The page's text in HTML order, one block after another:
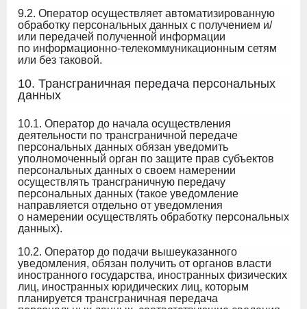
9.2. Оператор осуществляет автоматизированную
обработку персональных данных с получением и/
или передачей полученной информации
по информационно-телекоммуникационным сетям
или без таковой.
10. Трансграничная передача персональных
данных
10.1. Оператор до начала осуществления
деятельности по трансграничной передаче
персональных данных обязан уведомить
уполномоченный орган по защите прав субъектов
персональных данных о своем намерении
осуществлять трансграничную передачу
персональных данных (такое уведомление
направляется отдельно от уведомления
о намерении осуществлять обработку персональных
данных).
10.2. Оператор до подачи вышеуказанного
уведомления, обязан получить от органов власти
иностранного государства, иностранных физических
лиц, иностранных юридических лиц, которым
планируется трансграничная передача